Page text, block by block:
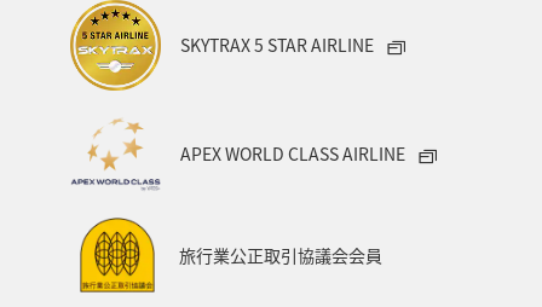
SKYTRAX 5 STAR AIRLINE
APEX WORLD CLASS AIRLINE
旅行業公正取引協議会会員